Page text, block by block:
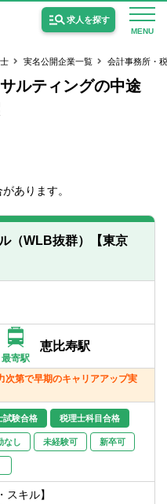
MENU
求人を探す
（米国公認会計士）の求人
計士の転職
職相談会・セミナー
役立ち情報
求人とは？
サービス紹介
転職お役立ち情報
実名公開企業一覧 会計事務所・
ルティングの中途
あります。
（WLB抜群）【東京
最寄駅
恵比寿駅
第で早期のキャリアアップ実
試験合格 税理士科目合格
なし 未経験可 新卒可
スキル】